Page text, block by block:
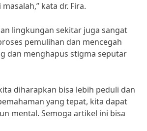
kata dr. Fira.
lingkungan sekitar juga sangat
pemulihan dan mencegah
dan menghapus stigma seputar
diharapkan bisa lebih peduli dan
yang tepat, kita dapat
mental. Semoga artikel ini bisa